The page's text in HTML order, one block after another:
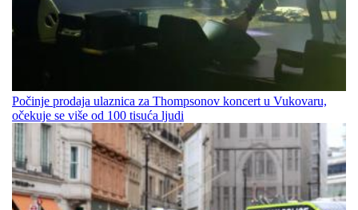
Počinje prodaja ulaznica za Thompsonov koncert u Vukovaru,
očekuje se više od 100 tisuća ljudi